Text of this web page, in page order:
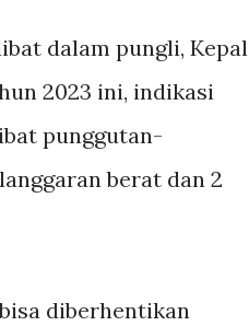
dalam pungli,
2023 ini, indikasi
punggutan-
berat dan 2
diberhentikan